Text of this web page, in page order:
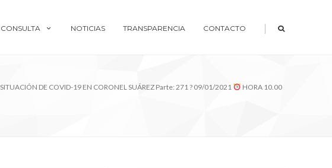
CONSULTA NOTICIAS TRANSPARENCIA CONTACTO |
SITUACIÓN DE COVID-19 EN CORONEL SUÁREZ Parte: 271 ? 09/01/2021 HORA 10.00